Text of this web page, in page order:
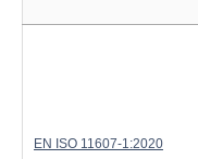
EN ISO 11607-1:2020